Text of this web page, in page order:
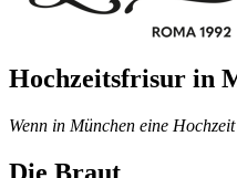
Hochzeitsfrisur in
Wenn in München eine
Die Braut